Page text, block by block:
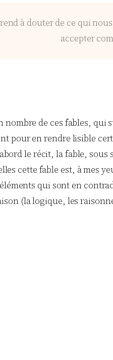
à douter de ce qui
accepter
de ces fables,
pour en rendre lisible
le récit, la fable,
cette fable est, à mes
qui sont en
(la logique, les